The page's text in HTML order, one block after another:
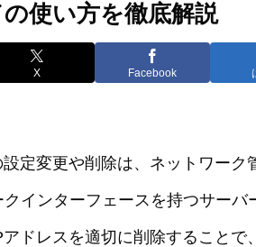
使い方を徹底解説
X Facebook
定変更や削除は、ネットワー
インターフェースを持つサー
ドレスを適切に削除することで